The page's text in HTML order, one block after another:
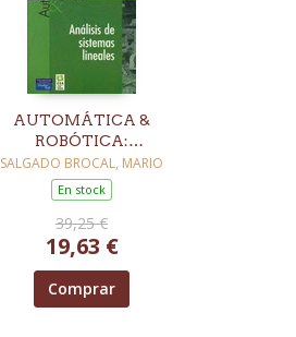
AUTOMÁTICA &
ROBÓTICA:
ANÁLISIS DE
SISTEMAS
LINEALES
SALGADO BROCAL, MARIO
En stock
39,25 €
19,63 €
Comprar